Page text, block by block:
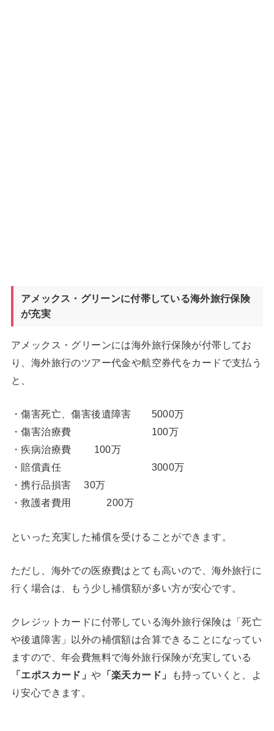
アメックス・グリーンに付帯している海外旅行保険
が充実
アメックス・グリーンには海外旅行保険が付帯してお
り、海外旅行のツアー代金や航空券代をカードで支払う
と、
・傷害死亡、傷害後遺障害 5000万
・傷害治療費 100万
・疾病治療費 100万
・賠償責任 3000万
・携行品損害 30万
・救護者費用 200万
といった充実した補償を受けることができます。
ただし、海外での医療費はとても高いので、海外旅行に
行く場合は、もう少し補償額が多い方が安心です。
クレジットカードに付帯している海外旅行保険は「死亡
や後遺障害」以外の補償額は合算できることになってい
ますので、年会費無料で海外旅行保険が充実している
「エポスカード」や 「楽天カード」
も持っていくと、よ
り安心できます。